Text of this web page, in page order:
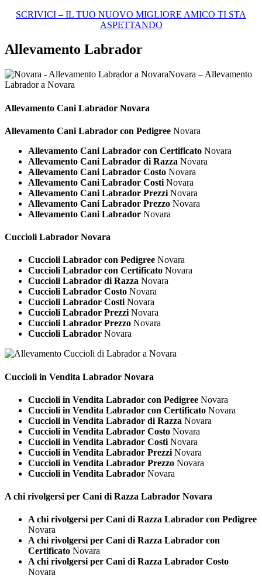
SCRIVICI – IL TUO NUOVO MIGLIORE AMICO TI STA
ASPETTANDO
Allevamento Labrador
Novara – Allevamento
Labrador a Novara
Allevamento Cani Labrador Novara
Allevamento Cani Labrador con Pedigree Novara
Allevamento Cani Labrador con Certificato Novara
Allevamento Cani Labrador di Razza Novara
Allevamento Cani Labrador Costo Novara
Allevamento Cani Labrador Costi Novara
Allevamento Cani Labrador Prezzi Novara
Allevamento Cani Labrador Prezzo Novara
Allevamento Cani Labrador Novara
Cuccioli Labrador Novara
Cuccioli Labrador con Pedigree Novara
Cuccioli Labrador con Certificato Novara
Cuccioli Labrador di Razza Novara
Cuccioli Labrador Costo Novara
Cuccioli Labrador CostiNovara
Cuccioli Labrador PrezziNovara
Cuccioli Labrador Prezzo Novara
Cuccioli Labrador Novara
Cuccioli in Vendita Labrador Novara
Cuccioli in Vendita Labrador con Pedigree Novara
Cuccioli in Vendita Labrador con Certificato Novara
Cuccioli in Vendita Labrador di Razza Novara
Cuccioli in Vendita Labrador Costo Novara
Cuccioli in Vendita Labrador Costi Novara
Cuccioli in Vendita Labrador Prezzi Novara
Cuccioli in Vendita Labrador Prezzo Novara
Cuccioli in Vendita Labrador Novara
A chi rivolgersi per Cani di Razza Labrador Novara
A chi rivolgersi per Cani di Razza Labrador con Pedigree
Novara
A chi rivolgersi per Cani di Razza Labrador con
Certificato Novara
A chi rivolgersi per Cani di Razza Labrador Costo
Novara